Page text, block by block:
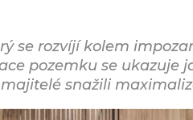
se rozvíjí kolem
pozemku se ukazuje
snažili